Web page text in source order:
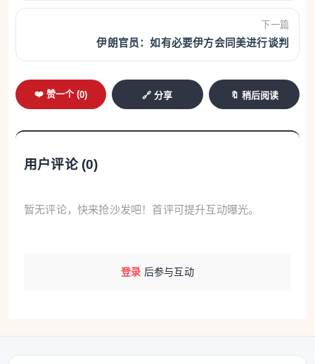
下一篇
伊朗官员：如有必要伊方会同美进行谈判
❤️ 赞一个 (0) 🔗 分享 🔖 稍后阅读
用户评论 (0)
暂无评论，快来抢沙发吧！首评可提升互动曝光。
登录 后参与互动